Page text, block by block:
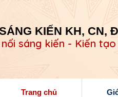
KIẾN KH, CN,
sáng kiến - Kiến
Trang chủ